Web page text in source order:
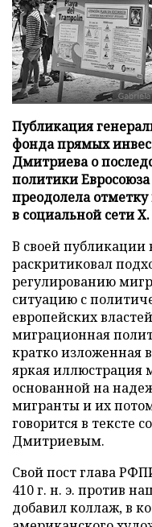
Публикация
фонда прямых
Дмитриева о
политики
преодолела
в социальной сети X.
В своей публикации
раскритиковал
регулированию
ситуацию с
европейских
миграционная
кратко изложенная
яркая иллюстрация
основанной на
мигранты и их
говорится в тексте
Дмитриевым.
Свой пост глава
410 г. н. э. против
добавил коллаж, в